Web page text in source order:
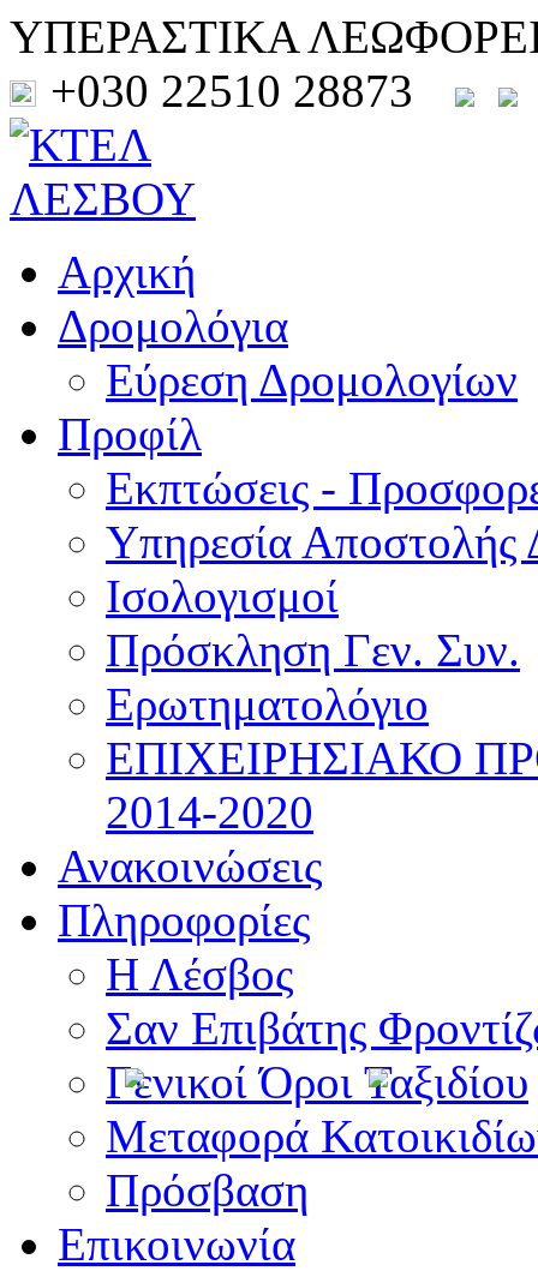
ΥΠΕΡΑΣΤΙΚΑ
+030 22510 28873
Αρχική
Δρομολόγια
Εύρεση Δρομολογίων
Προφίλ
Εκπτώσεις -
Υπηρεσία Αποστολής
Ισολογισμοί
Πρόσκληση Γεν. Συν.
Ερωτηματολόγιο
ΕΠΙΧΕΙΡΗΣΙΑΚΟ
2014-2020
Ανακοινώσεις
Πληροφορίες
Η Λέσβος
Σαν Επιβάτης
Γενικοί Όροι Ταξιδίου
Μεταφορά
Πρόσβαση
Επικοινωνία